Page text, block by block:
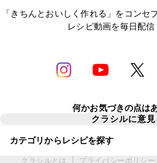
「きちんとおいしく作れる」をコンセ
レシピ動画を毎日配信
何かお気づきの点は
クラシルに意
カテゴリからレシピを探す
クラシルとは プライバシーポリシー